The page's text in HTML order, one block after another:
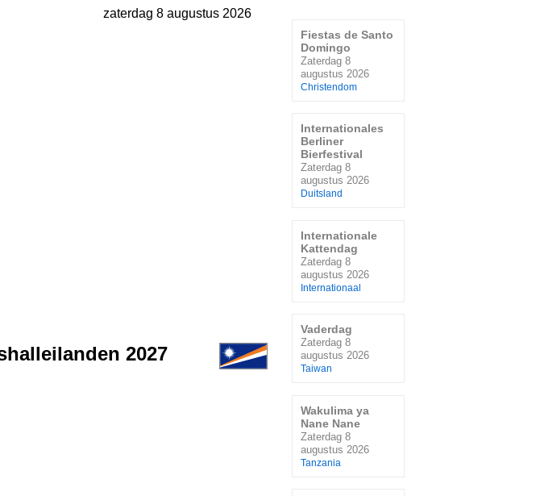
zaterdag 8 augustus 2026
2027
Fiestas de Santo
Domingo
Zaterdag 8
augustus 2026
Christendom
Internationales
Berliner
Bierfestival
Zaterdag 8
augustus 2026
Duitsland
Internationale
Kattendag
Zaterdag 8
augustus 2026
Internationaal
Vaderdag
Zaterdag 8
augustus 2026
Taiwan
Wakulima ya
Nane Nane
Zaterdag 8
augustus 2026
Tanzania